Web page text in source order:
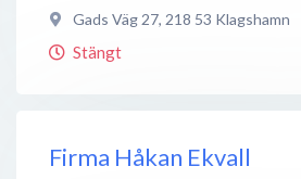
Gads Väg 27, 218 53 Klagshamn
Stängt
Firma Håkan Ekvall